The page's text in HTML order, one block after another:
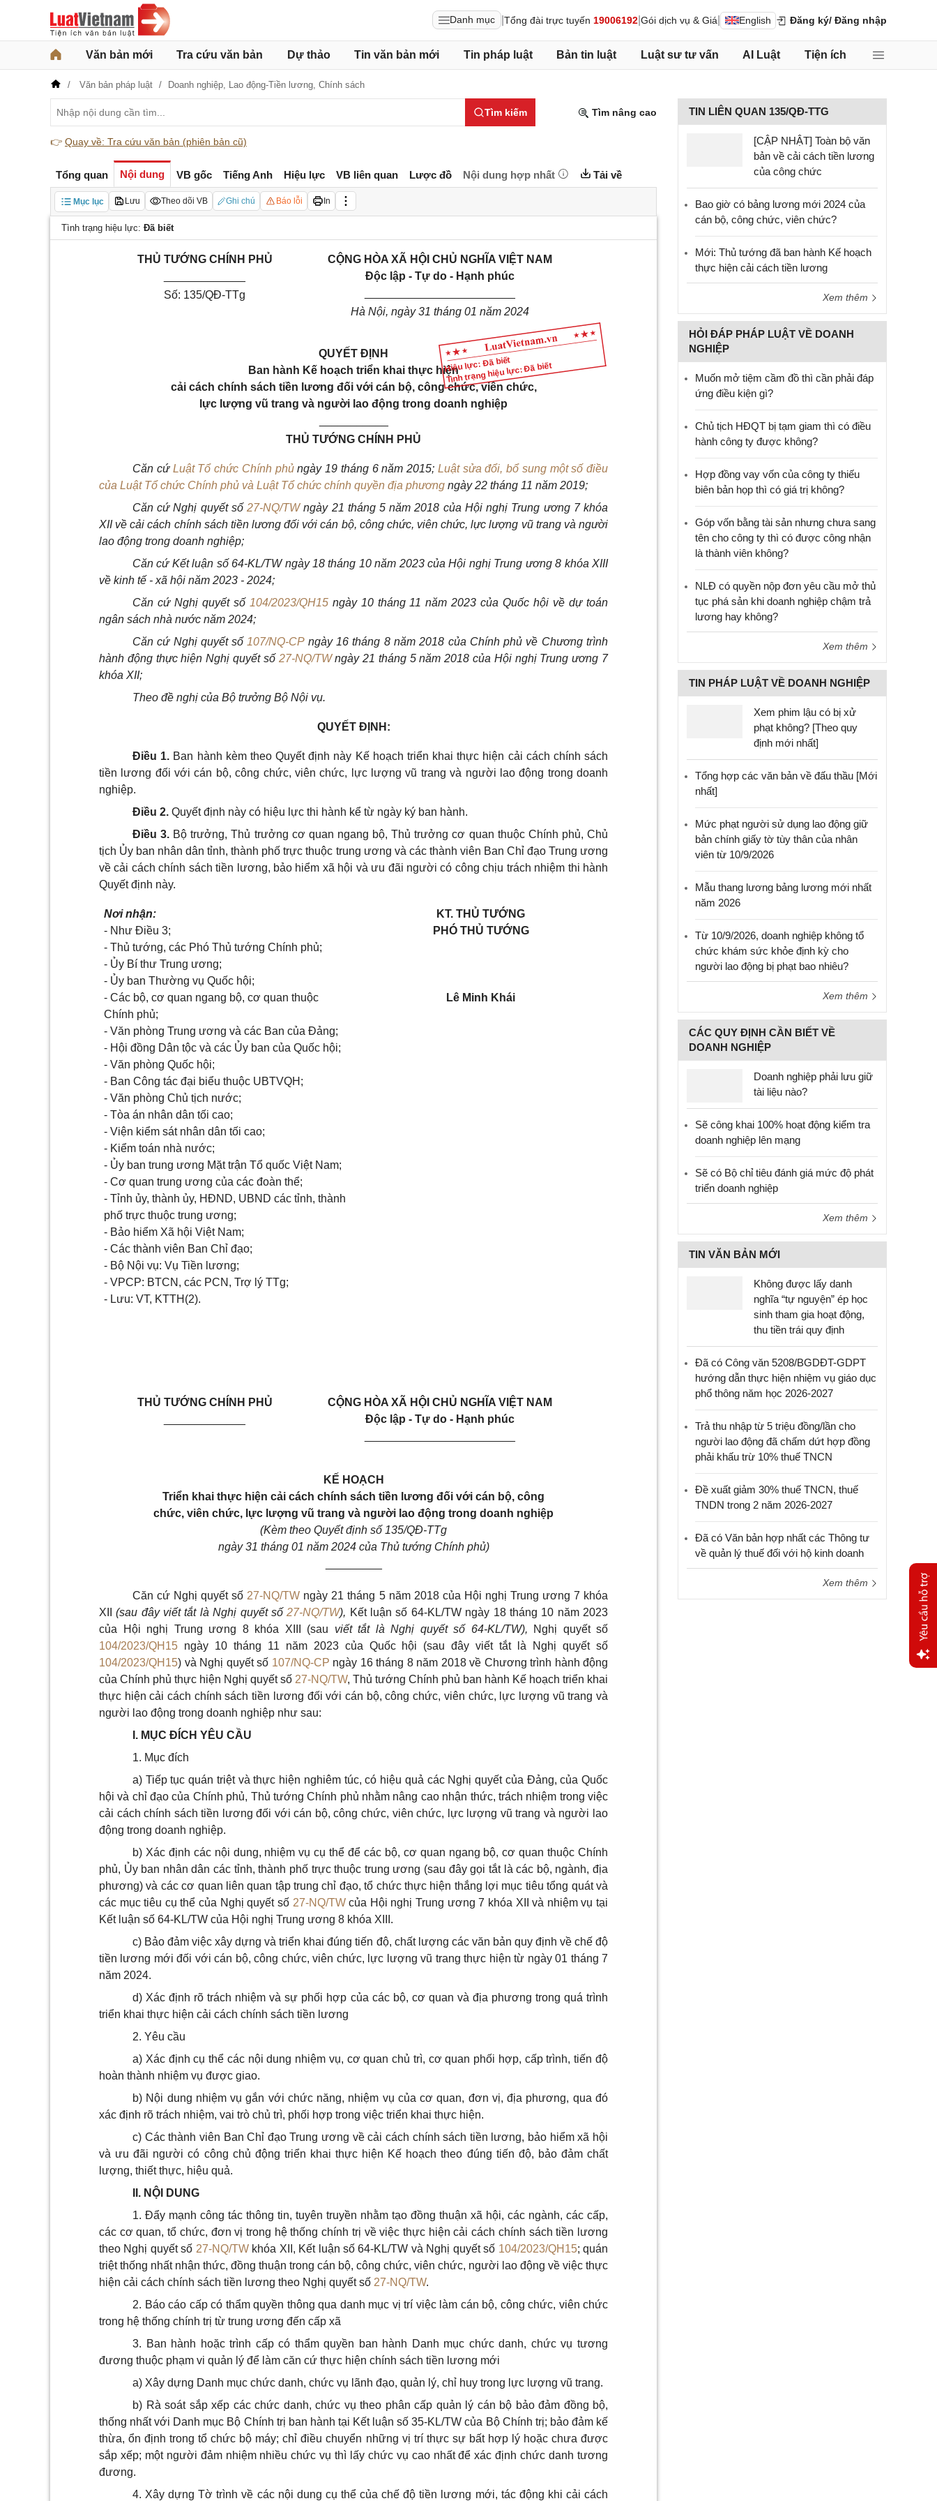
Danh mục Tổng đài trực tuyến 19006192 Gói dịch vụ & Giá English Đăng ký/ Đăng nhập
Văn bản mới Tra cứu văn bản Dự thảo Tin văn bản mới Tin pháp luật Bản tin luật Luật sư tư vấn AI Luật Tiện ích
Văn bản pháp luật Doanh nghiệp, Lao động-Tiền lương, Chính sách
Tìm kiếm Tìm nâng cao
👉 Quay về: Tra cứu văn bản (phiên bản cũ)
Tổng quan Nội dung VB gốc Tiếng Anh Hiệu lực VB liên quan Lược đồ Nội dung hợp nhất Tải về
Mục lục Lưu Theo dõi VB Ghi chú Báo lỗi In
Tình trạng hiệu lực: Đã biết
Hiệu lực: Đã biết
Tình trạng hiệu lực: Đã biết
THỦ TƯỚNGCHÍNH PHỦ
Số: 135/QĐ-TTg
CỘNG HÒA XÃ HỘI CHỦ NGHĨA VIỆT NAM
Độc lập - Tự do - Hạnh phúc
Hà Nội, ngày31 tháng 01 năm 2024
QUYẾT ĐỊNH
Ban hành Kế hoạch triển khai thực hiện
cải cách chính sách tiền lương đối với cán bộ, công chức, viên chức,
lực lượng vũ trang và người lao động trong doanh nghiệp
THỦ TƯỚNG CHÍNH PHỦ
Căn cứ Luật Tổ chức Chính phủngày 19 tháng 6 năm 2015; Luật sửa đổi, bổ sung một số điều
của Luật Tổ chức Chính phủ và Luật Tổ chức chính quyền địa phương ngày 22 tháng 11 năm 2019;
Căn cứNghị quyết số27-NQ/TWngày 21 tháng 5 năm 2018 của Hội nghị Trung ương 7 khóa
XII về cải cách chính sách tiền lương đối với cán bộ, công chức, viên chức, lực lượng vũ trang và người
lao động trong doanh nghiệp;
Căn cứKết luận số 64-KL/TW ngày 18 tháng 10 năm 2023 của Hội nghị Trung ương 8 khóa XIII
về kinh tế - xã hội năm 2023 - 2024;
Căn cứNghị quyết số 104/2023/QH15ngày 10 tháng 11 năm 2023 của Quốc hội về dự toán
ngân sách nhà nước năm 2024;
Căn cứ Nghị quyết số 107/NQ-CPngày 16 tháng 8 năm 2018 của Chính phủ về Chương trình
hành động thực hiện Nghị quyết số 27-NQ/TWngày 21 tháng 5 năm 2018 của Hội nghị Trung ương 7
khóa XII;
Theo đề nghị của Bộ trưởng Bộ Nội vụ.
QUYẾTĐỊNH:
Điều 1. Ban hành kèm theo Quyết định này Kế hoạch triển khai thực hiện cải cách chính sách
tiền
lương đối với cán bộ, công chức, viên chức, lực lượng vũ trang và người lao động trong doanh
nghiệp.
Điều 2. Quyết định này có hiệu lực thi hành kể từ ngày ký ban hành.
Điều 3. Bộtrưởng, Thủ trưởng cơ quan ngang bộ, Thủ trưởng cơ quan thuộc Chính phủ, Chủ
tịch Ủy ban nhân dân tỉnh, thành phố trực thuộc trung ương và các thành viên Ban Chỉ đạo Trung ương
về cải cách chính sách tiền lương, bảo hiểm xã hội và ưu đãi người có công chịu trách nhiệm thi hành
Quyết định này.
Nơi nhận:
- Như Điều 3;
-Thủ tướng, các Phó Thủ tướng Chính phủ;
- Ủy Bí thư Trung ương;
- Ủy ban Thường vụ Quốc hội;
-Các bộ, cơ quan ngang bộ, cơ quan thuộc
Chính phủ;
-Văn phòng Trung ương và các Ban của Đảng;
- Hội đồng Dân tộc và các Ủy ban của Quốc hội;
-Văn phòng Quốc hội;
- Ban Công tác đại biểu thuộc UBTVQH;
-Văn phòng Chủ tịch nước;
-Tòa án nhân dân tối cao;
-Viện kiểm sát nhân dân tối cao;
- Kiểm toán nhà nước;
- Ủy ban trung ương Mặt trận Tổ quốc Việt Nam;
-Cơ quan trung ương của các đoàn thể;
-Tỉnh ủy, thành ủy, HĐND, UBND các tỉnh, thành
phố trực thuộc trung ương;
- Bảo hiểm Xã hội Việt Nam;
-Các thành viên Ban Chỉ đạo;
- Bộ Nội vụ: Vụ Tiền lương;
-VPCP: BTCN, các PCN, Trợ lý TTg;
- Lưu: VT, KTTH(2).
KT. THỦ TƯỚNG
PHÓ THỦ TƯỚNG
Lê Minh Khái
THỦ TƯỚNGCHÍNH PHỦ
CỘNG HÒA XÃ HỘI CHỦ NGHĨA VIỆT NAM
Độc lập - Tự do - Hạnh phúc
KẾ HOẠCH
Triển khai thực hiện cải cách chính sách tiền lương đối với cán bộ, công
chức, viên chức, lực lượng vũ trang và người lao động trong doanh nghiệp
(Kèm theo Quyết định số 135/QĐ-TTg
ngày 31 tháng01 năm 2024 của Thủ tướng Chính phủ)
Căn cứ Nghị quyết số 27-NQ/TW ngày 21 tháng 5 năm 2018 của Hội nghị Trung ương 7 khóa
XII(sau đây viết tắt là Nghị quyết số 27-NQ/TW), Kết luận số 64-KL/TW ngày 18 tháng 10 năm 2023
của Hội nghị Trung ương 8 khóa XIII (sau viết tắt là Nghị quyết số 64-KL/TW), Nghị quyết số
104/2023/QH15 ngày 10 tháng 11 năm 2023 của Quốc hội (sau đây viết tắt là Nghị quyết số
104/2023/QH15) và Nghị quyết số 107/NQ-CP ngày 16 tháng 8 năm 2018 về Chương trình hành động
của Chính phủ thực hiện Nghị quyết số 27-NQ/TW, Thủ tướng Chính phủ ban hành Kế hoạch triển khai
thực hiện cải cách chính sách tiền lương đối với cán bộ, công chức, viên chức, lực lượng vũ trang và
người lao động trong doanh nghiệp như sau:
I. MỤC ĐÍCH YÊU CẦU
1. Mục đích
a) Tiếp tục quán triệt và thực hiện nghiêm túc, có hiệu quả các Nghị quyết của Đảng, của Quốc
hội và chỉ đạo của Chính phủ, Thủ tướng Chính phủ nhằm nâng cao nhận thức, trách nhiệm trong việc
cải cách chính sách tiền lương đối với cán bộ, công chức, viên chức, lực lượng vũ trang và người lao
động trong doanh nghiệp.
b) Xác định các nội dung, nhiệm vụ cụ thể để các bộ, cơ quan ngang bộ, cơ quan thuộc Chính
phủ, Ủy ban nhân dân các tỉnh, thành phố trực thuộc trung ương (sau đây gọi tắt là các bộ, ngành, địa
phương) và các cơ quan liên quan tập trung chỉ đạo, tổ chức thực hiện thắng lợi mục tiêu tổng quát và
các mục tiêu cụ thể của Nghị quyết số 27-NQ/TWcủa Hội nghị Trung ương 7 khóa XII và nhiệm vụ tại
Kết luận số 64-KL/TW của Hội nghị Trung ương 8 khóa XIII.
c) Bảo đảm việc xây dựng và triển khai đúng tiến độ, chất lượng các văn bản quy định về chế độ
tiền lương mới đối với cán bộ, công chức, viên chức, lực lượng vũ trang thực hiện từ ngày 01 tháng 7
năm 2024.
d) Xác định rõ trách nhiệm và sự phối hợp của các bộ, cơ quan và địa phương trong quá trình
triển khai thực hiện cải cách chính sách tiền lương
2. Yêu cầu
a) Xác định cụ thể các nội dung nhiệm vụ, cơ quan chủ trì, cơ quan phối hợp, cấp trình, tiến độ
hoàn thành nhiệm vụ được giao.
b) Nội dung nhiệm vụ gắn với chức năng, nhiệm vụ của cơ quan, đơn vị, địa phương, qua đó
xác định rõ trách nhiệm, vai trò chủ trì, phối hợp trong việc triển khai thực hiện.
c) Các thành viên Ban Chỉ đạo Trung ương về cải cách chính sách tiền lương, bảo hiểm xã hội
và ưu đãi người có công chủ động triển khai thực hiện Kế hoạch theo đúng tiến độ, bảo đảm chất
lượng, thiết thực, hiệu quả.
II. NỘI DU NG
1. Đẩy mạnh công tác thông tin, tuyên truyền nhằm tạo đồng thuận xã hội, các ngành, các cấp,
các cơ quan, tổ chức, đơn vị trong hệ thống chính trị về việc thực hiện cải cách chính sách tiền lương
theo Nghị quyếtsố 27-NQ/TWkhóa XII, Kết luận số 64-KL/TW và Nghị quyết số 104/2023/QH15; quán
triệt thống nhất nhận thức, đồng thuận trong cán bộ, công chức, viên chức, người lao động về việc thực
hiện cải cách chính sách tiền lương theo Nghị quyết số 27-NQ/TW.
2. Báo cáo cấp có thẩm quyền thông qua danh mục vị trí việc làm cán bộ, công chức, viên chức
trong hệ thống chính trị từ trung ương đến cấp xã
3. Ban hành hoặc trình cấp có thẩm quyền ban hành Danh mục chức danh, chức vụ tương
đương thuộc phạm vi quản lý để làm căn cứ thực hiện chính sách tiền lương mới
a) Xây dựng Danh mục chức danh, chức vụ lãnh đạo, quản lý, chỉ huy trong lực lượng vũ trang.
b) Rà soát sắp xếp các chức danh, chức vụ theo phân cấp quản lý cán bộ bảo đảm đồng bộ,
thống nhất với Danh mục Bộ Chính trị ban hành tại Kết luận số 35-KL/TW của Bộ Chính trị; bảo đảm kế
thừa, ổn định trong tổ chức bộ máy; chỉ điều chuyển những vị trí thực sự bất hợp lý hoặc chưa được
sắp xếp; một người đảm nhiệm nhiều chức vụ thì lấy chức vụ cao nhất để xác định chức danh tương
đương.
4. Xây dựng Tờ trình về các nội dung cụ thể của chế độ tiền lương mới, tác động khi cải cách
TIN LIÊN QUAN 135/QĐ-TTG
[CẬP NHẬT] Toàn bộ văn
bản về cải cách tiền lương
của công chức
Bao giờ có bảng lương mới 2024 của
cán bộ, công chức, viên chức?
Mới: Thủ tướng đã ban hành Kế hoạch
thực hiện cải cách tiền lương
Xem thêm
HỎI ĐÁP PHÁP LUẬT VỀ DOANH
NGHIỆP
Muốn mở tiệm cầm đồ thì cần phải đáp
ứng điều kiện gì?
Chủ tịch HĐQT bị tạm giam thì có điều
hành công ty được không?
Hợp đồng vay vốn của công ty thiếu
biên bản họp thì có giá trị không?
Góp vốn bằng tài sản nhưng chưa sang
tên cho công ty thì có được công nhận
là thành viên không?
NLĐ có quyền nộp đơn yêu cầu mở thủ
tục phá sản khi doanh nghiệp chậm trả
lương hay không?
Xem thêm
TIN PHÁP LUẬT VỀ DOANH NGHIỆP
Xem phim lậu có bị xử
phạt không? [Theo quy
định mới nhất]
Tổng hợp các văn bản về đấu thầu [Mới
nhất]
Mức phạt người sử dụng lao động giữ
bản chính giấy tờ tùy thân của nhân
viên từ 10/9/2026
Mẫu thang lương bảng lương mới nhất
năm 2026
Từ 10/9/2026, doanh nghiệp không tổ
chức khám sức khỏe định kỳ cho
người lao động bị phạt bao nhiêu?
Xem thêm
CÁC QUY ĐỊNH CẦN BIẾT VỀ
DOANH NGHIỆP
Doanh nghiệp phải lưu giữ
tài liệu nào?
Sẽ công khai 100% hoạt động kiểm tra
doanh nghiệp lên mạng
Sẽ có Bộ chỉ tiêu đánh giá mức độ phát
triển doanh nghiệp
Xem thêm
TIN VĂN BẢN MỚI
Không được lấy danh
nghĩa “tự nguyện” ép học
sinh tham gia hoạt động,
thu tiền trái quy định
Đã có Công văn 5208/BGDĐT-GDPT
hướng dẫn thực hiện nhiệm vụ giáo dục
phổ thông năm học 2026-2027
Trả thu nhập từ 5 triệu đồng/lần cho
người lao động đã chấm dứt hợp đồng
phải khấu trừ 10% thuế TNCN
Đề xuất giảm 30% thuế TNCN, thuế
TNDN trong 2 năm 2026-2027
Đã có Văn bản hợp nhất các Thông tư
về quản lý thuế đối với hộ kinh doanh
Xem thêm